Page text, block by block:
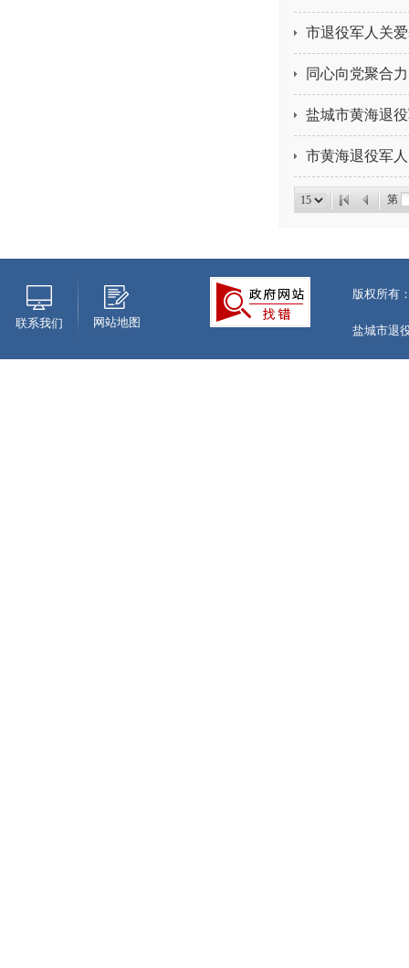
市退役军人关
同心向党聚合
盐城市黄海退
市黄海退役军
第
联系我们 网站地图
版权所有
盐城市退